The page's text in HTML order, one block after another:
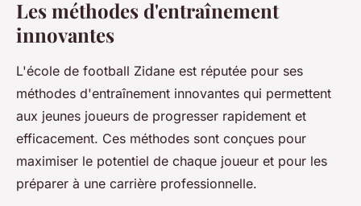
Les méthodes d'entraînement
innovantes
L'école de football Zidane est réputée pour ses
méthodes d'entraînement innovantes qui permettent
aux jeunes joueurs de progresser rapidement et
efficacement. Ces méthodes sont conçues pour
maximiser le potentiel de chaque joueur et pour les
préparer à une carrière professionnelle.